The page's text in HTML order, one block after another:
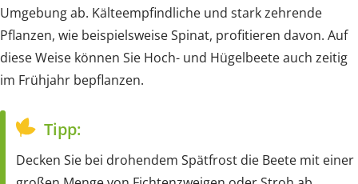
Umgebung ab. Kälteempfindliche und stark zehrende
Pflanzen, wie beispielsweise Spinat, profitieren davon. Auf
diese Weise können Sie Hoch- und Hügelbeete auch zeitig
im Frühjahr bepflanzen.
Tipp:
Decken Sie bei drohendem Spätfrost die Beete mit einer